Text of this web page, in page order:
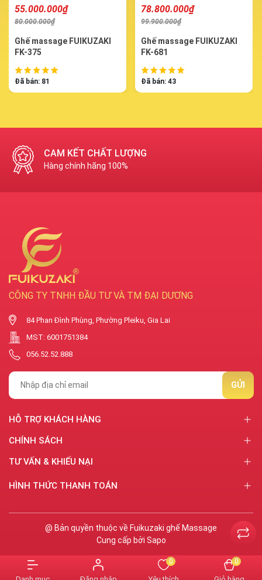
0 0
55.000.000₫
80.000.000₫
Ghế massage FUIKUZAKI
FK-375
Đã bán: 81
78.800.000₫
99.900.000₫
Ghế massage FUIKUZAKI
FK-681
Đã bán: 43
HỖ TRỢ BẢO HÀNH
Sản phẩm lỗi do Nhà sản xuất.
CÔNG TY TNHH ĐẦU TƯ VÀ TM ĐẠI DƯƠNG
84 Phan Đình Phùng, Phường Pleiku, Gia Lai
MST: 6001751384
056.52.52.888
GỬI
HỖ TRỢ KHÁCH HÀNG
CHÍNH SÁCH
TƯ VẤN & KHIẾU NẠI
HÌNH THỨC THANH TOÁN
@ Bản quyền thuộc về Fuikuzaki ghế Massage
Cung cấp bởi Sapo